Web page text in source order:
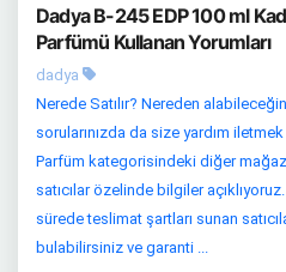
Dadya B-245 EDP 100 ml
Parfümü Kullanan Yorumları
dadya
Nerede Satılır? Nereden
sorularınızda da size yardım
Parfüm kategorisindeki diğer
satıcılar özelinde bilgiler açıklıyoruz.
sürede teslimat şartları sunan
bulabilirsiniz ve garanti ...